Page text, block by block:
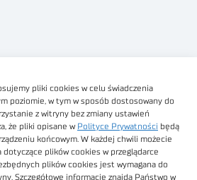
pliki cookies w celu świadczenia
poziomie, w tym w sposób dostosowany do
z witryny bez zmiany ustawień
że pliki opisane w Polityce Prywatności będą
końcowym. W każdej chwili możecie
plików cookies w przeglądarce
plików cookies jest wymagana do
Szczegółowe informacje znajdą Państwo w